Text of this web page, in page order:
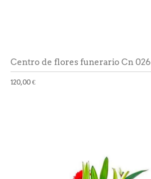
Centro de flores funerario Cn 026
120,00 €